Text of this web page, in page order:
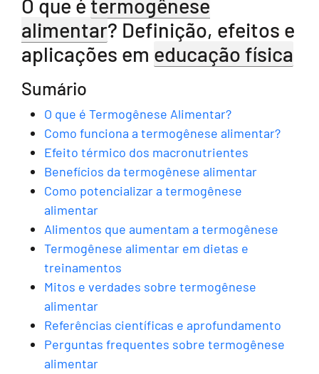
O que é termogênese
alimentar? Definição, efeitos e
aplicações em educação física
Sumário
O que é Termogênese Alimentar?
Como funciona a termogênese alimentar?
Efeito térmico dos macronutrientes
Benefícios da termogênese alimentar
Como potencializar a termogênese
alimentar
Alimentos que aumentam a termogênese
Termogênese alimentar em dietas e
treinamentos
Mitos e verdades sobre termogênese
alimentar
Referências científicas e aprofundamento
Perguntas frequentes sobre termogênese
alimentar